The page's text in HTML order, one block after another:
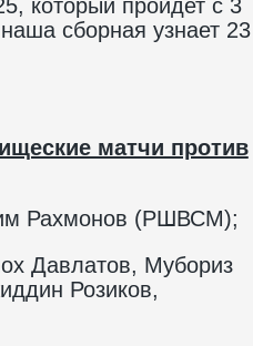
который пройдет с 3
сборная узнает 23
матчи против
Рахмонов (РШВСМ);
Давлатов, Мубориз
Розиков,